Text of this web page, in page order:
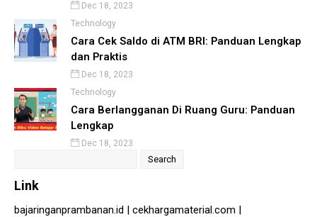
Dec 18, 2023
Technology
Cara Cek Saldo di ATM BRI: Panduan Lengkap
dan Praktis
Dec 18, 2023
Technology
Cara Berlangganan Di Ruang Guru: Panduan
Lengkap
Dec 18, 2023
Link
bajaringanprambanan.id | cekhargamaterial.com |